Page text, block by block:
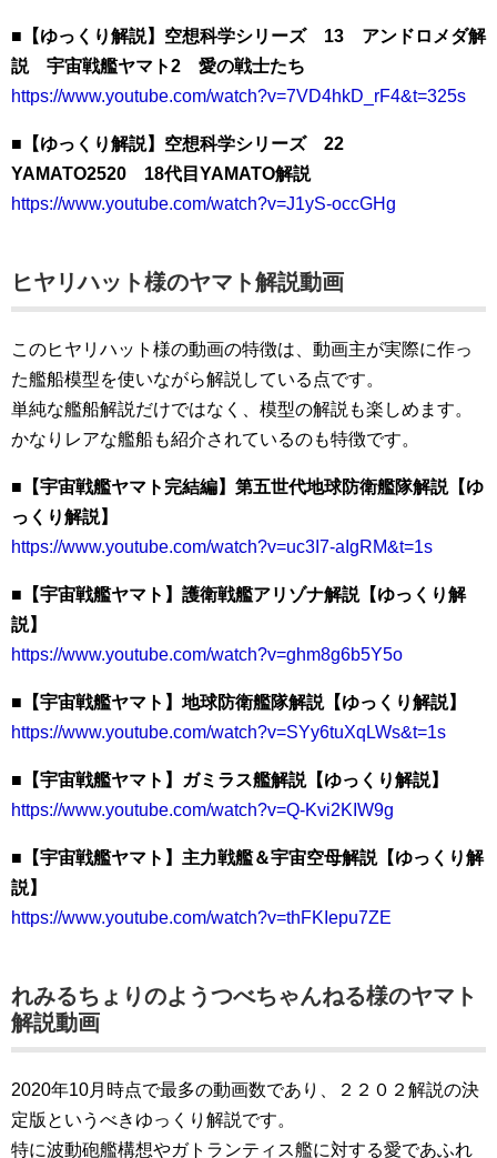
■【ゆっくり解説】空想科学シリーズ 13 アンドロメダ解
説 宇宙戦艦ヤマト2 愛の戦士たち
https://www.youtube.com/watch?v=7VD4hkD_rF4&t=325s
■【ゆっくり解説】空想科学シリーズ 22
YAMATO2520 18代目YAMATO解説
https://www.youtube.com/watch?v=J1yS-occGHg
ヒヤリハット様のヤマト解説動画
このヒヤリハット様の動画の特徴は、動画主が実際に作っ
た艦船模型を使いながら解説している点です。
単純な艦船解説だけではなく、模型の解説も楽しめます。
かなりレアな艦船も紹介されているのも特徴です。
■【宇宙戦艦ヤマト完結編】第五世代地球防衛艦隊解説【ゆ
っくり解説】
https://www.youtube.com/watch?v=uc3I7-aIgRM&t=1s
■【宇宙戦艦ヤマト】護衛戦艦アリゾナ解説【ゆっくり解
説】
https://www.youtube.com/watch?v=ghm8g6b5Y5o
■【宇宙戦艦ヤマト】地球防衛艦隊解説【ゆっくり解説】
https://www.youtube.com/watch?v=SYy6tuXqLWs&t=1s
■【宇宙戦艦ヤマト】ガミラス艦解説【ゆっくり解説】
https://www.youtube.com/watch?v=Q-Kvi2KIW9g
■【宇宙戦艦ヤマト】主力戦艦＆宇宙空母解説【ゆっくり解
説】
https://www.youtube.com/watch?v=thFKIepu7ZE
れみるちょりのようつべちゃんねる様のヤマト
解説動画
2020年10月時点で最多の動画数であり、２２０２解説の決
定版というべきゆっくり解説です。
特に波動砲艦構想やガトランティス艦に対する愛であふれ